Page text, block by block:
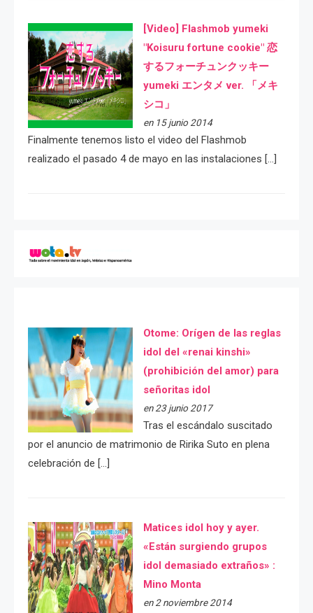
[Video] Flashmob yumeki
"Koisuru fortune cookie" 恋
するフォーチュンクッキー
yumeki エンタメ ver. 「メキ
シコ」
en 15 junio 2014
Finalmente tenemos listo el video del Flashmob
realizado el pasado 4 de mayo en las instalaciones […]
Otome: Orígen de las reglas
idol del «renai kinshi»
(prohibición del amor) para
señoritas idol
en 23 junio 2017
Tras el escándalo suscitado
por el anuncio de matrimonio de Ririka Suto en plena
celebración de […]
Matices idol hoy y ayer.
«Están surgiendo grupos
idol demasiado extraños» :
Mino Monta
en 2 noviembre 2014